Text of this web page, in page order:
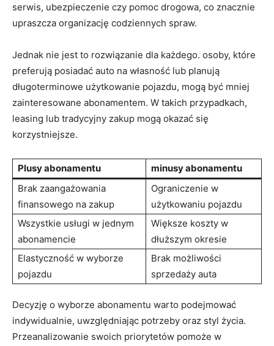
serwis, ubezpieczenie czy pomoc drogowa, co znacznie
upraszcza organizację codziennych⁣ spraw.
Jednak nie jest to​ rozwiązanie dla każdego. osoby, które
preferują posiadać auto na własność lub planują
długoterminowe użytkowanie pojazdu, mogą być mniej
zainteresowane abonamentem.⁣ W takich ⁤przypadkach,
leasing lub tradycyjny zakup mogą okazać się⁢
korzystniejsze.
Plusy abonamentu
minusy abonamentu
Brak⁣ zaangażowania⁣
finansowego na zakup
Ograniczenie⁢ w⁢
użytkowaniu pojazdu
Wszystkie​ usługi w jednym‍
abonamencie
Większe koszty w
dłuższym ⁢okresie
Elastyczność w wyborze‍
pojazdu
Brak możliwości
sprzedaży⁤ auta
Decyzję o wyborze abonamentu warto podejmować
indywidualnie, ‌uwzględniając potrzeby oraz styl życia.
Przeanalizowanie swoich ‌priorytetów pomoże ‍w